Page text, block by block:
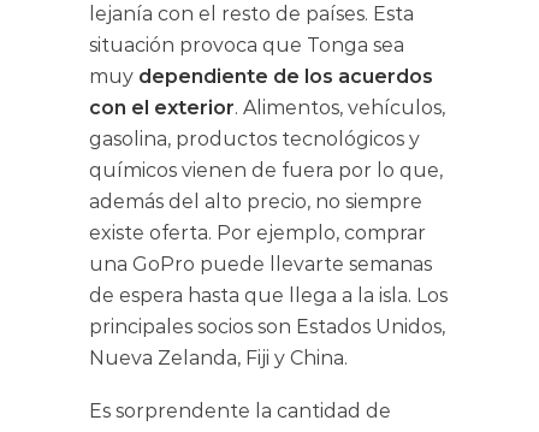
lejanía con el resto de países. Esta
situación provoca que Tonga sea
muy dependiente de los acuerdos
con el exterior. Alimentos, vehículos,
gasolina, productos tecnológicos y
químicos vienen de fuera por lo que,
además del alto precio, no siempre
existe oferta. Por ejemplo, comprar
una GoPro puede llevarte semanas
de espera hasta que llega a la isla. Los
principales socios son Estados Unidos,
Nueva Zelanda, Fiji y China.
Es sorprendente la cantidad de